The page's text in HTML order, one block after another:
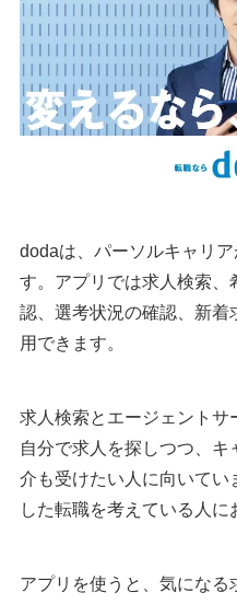
dodaは、パーソルキャリ
す。アプリでは求人検索、
認、選考状況の確認、新着
用できます。
求人検索とエージェントサ
自分で求人を探しつつ、
介も受けたい人に向いて
した転職を考えている人に
アプリを使うと、気になる